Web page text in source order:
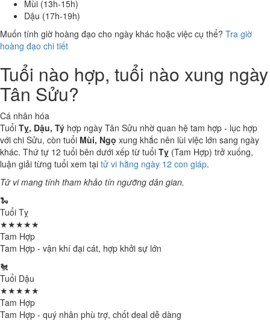
Mùi (13h-15h)
Dậu (17h-19h)
Muốn tính giờ hoàng đạo cho ngày khác hoặc việc cụ thể? Tra giờ
hoàng đạo chi tiết
Tuổi nào hợp, tuổi nào xung ngày
Tân Sửu?
Cá nhân hóa
Tuổi Tỵ, Dậu, Tý hợp ngày Tân Sửu nhờ quan hệ tam hợp - lục hợp
với chi Sửu, còn tuổi Mùi, Ngọ xung khắc nên lùi việc lớn sang ngày
khác. Thứ tự 12 tuổi bên dưới xếp từ tuổi Tỵ (Tam Hợp) trở xuống,
luận giải từng tuổi xem tại tử vi hằng ngày 12 con giáp.
Tử vi mang tính tham khảo tín ngưỡng dân gian.
🐍
Tuổi Tỵ
★★★★★
Tam Hợp
Tam Hợp - vận khí đại cát, hợp khởi sự lớn
🐔
Tuổi Dậu
★★★★★
Tam Hợp
Tam Hợp - quý nhân phù trợ, chốt deal dễ dàng